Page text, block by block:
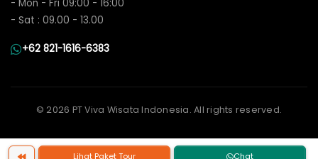
Lihat Paket Tour Chat
- Mon - Fri 09:00 - 16:00
- Sat : 09.00 - 13.00
+62 821-1616-6383
© 2026 PT Viva Wisata Indonesia. All rights reserved.